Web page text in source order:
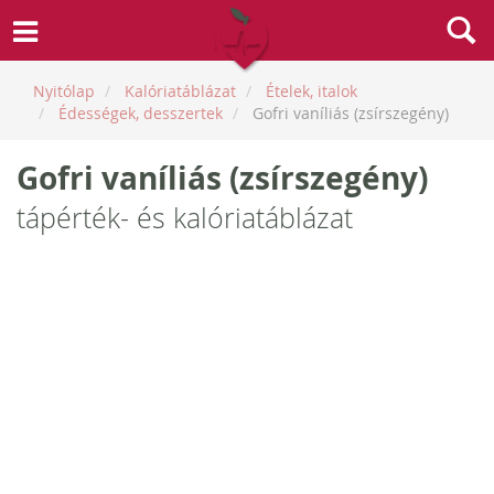
Nyitólap Kalóriatáblázat
Ételek, italok
Édességek, desszertek
Gofri vaníliás (zsírszegény)
Gofri vaníliás (zsírszegény)
tápérték- és kalóriatáblázat